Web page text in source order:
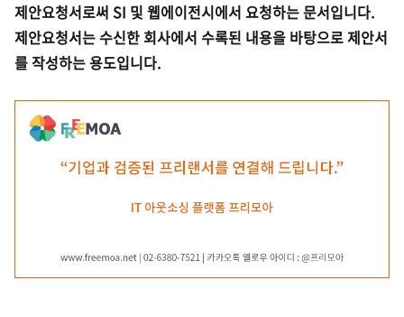
제안요청서로써 SI 및 웹에이전시에서 요청하는 문서입니다.
제안요청서는 수신한 회사에서 수록된 내용을 바탕으로 제안서
를 작성하는 용도입니다.